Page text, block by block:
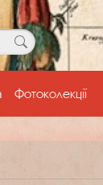
Фотоколекції